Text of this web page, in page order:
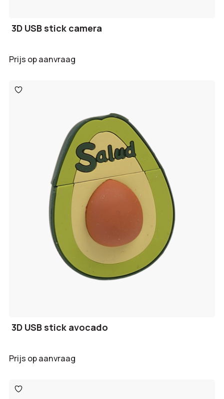
3D USB stick camera
Prijs op aanvraag
Toevoegen
aan
3D USB stick avocado
Prijs op aanvraag
Toevoegen
aan